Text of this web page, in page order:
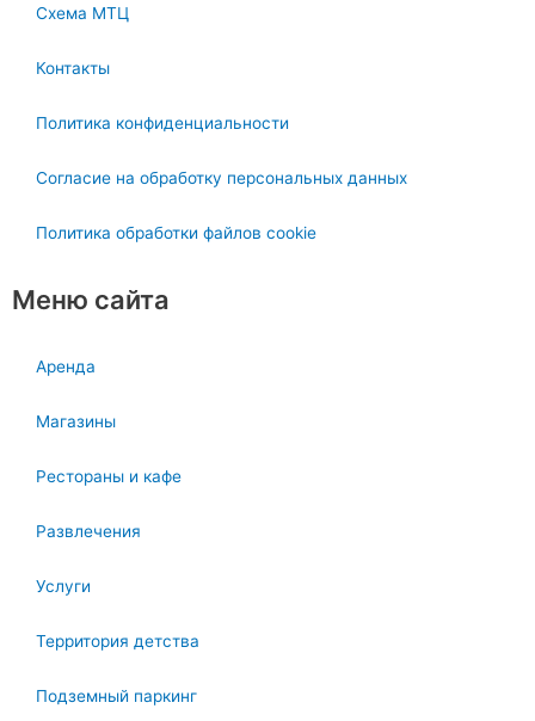
Схема МТЦ
Контакты
Политика конфиденциальности
Согласие на обработку персональных данных
Политика обработки файлов cookie
Меню сайта
Аренда
Магазины
Рестораны и кафе
Развлечения
Услуги
Территория детства
Подземный паркинг